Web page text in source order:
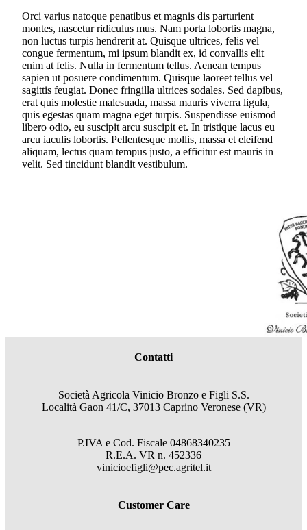
Orci varius natoque penatibus et magnis dis parturient
montes, nascetur ridiculus mus. Nam porta lobortis magna,
non luctus turpis hendrerit at. Quisque ultrices, felis vel
congue fermentum, mi ipsum blandit ex, id convallis elit
enim at felis. Nulla in fermentum tellus. Aenean tempus
sapien ut posuere condimentum. Quisque laoreet tellus vel
sagittis feugiat. Donec fringilla ultrices sodales. Sed dapibus,
erat quis molestie malesuada, massa mauris viverra ligula,
quis egestas quam magna eget turpis. Suspendisse euismod
libero odio, eu suscipit arcu suscipit et. In tristique lacus eu
arcu iaculis lobortis. Pellentesque mollis, massa et eleifend
aliquam, lectus quam tempus justo, a efficitur est mauris in
velit. Sed tincidunt blandit vestibulum.
Contatti
Società Agricola Vinicio Bronzo e Figli S.S.
Località Gaon 41/C, 37013 Caprino Veronese (VR)
P.IVA e Cod. Fiscale 04868340235
R.E.A. VR n. 452336
vinicioefigli@pec.agritel.it
Customer Care